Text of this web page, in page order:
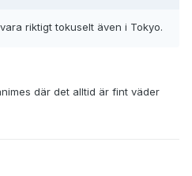
riktigt tokuselt även i Tokyo.
där det alltid är fint väder